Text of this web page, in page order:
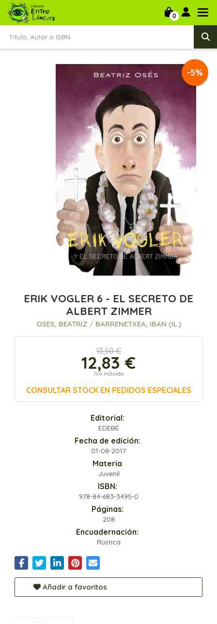
0
-5%
ERIK VOGLER 6 - EL SECRETO DE
ALBERT ZIMMER
OSES, BEATRIZ / BARRENETXEA, IBAN (IL.)
13,50 €
12,83 €
IVA incluido
CONSULTAR STOCK EN PEDIDOS ESPECIALES
Editorial:
EDEBÉ
Fecha de edición:
01-08-2017
Materia
Juvenil
ISBN:
978-84-683-3495-0
Páginas:
208
Encuadernación:
Rústica
Añadir a favoritos